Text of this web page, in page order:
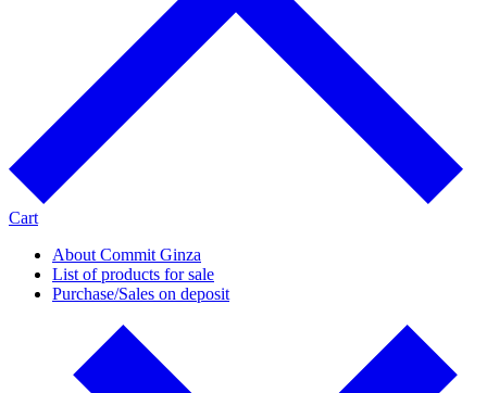
Cart
About Commit Ginza
List of products for sale
Purchase/Sales on deposit